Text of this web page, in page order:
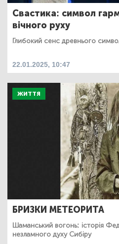
Свастика: символ
вічного руху
Глибокий сенс древнього
22.01.2025, 10:47
ЖИТТЯ
БРИЗКИ МЕТЕОРИТА
Шаманський вогонь: історія
незламного духу Сибіру